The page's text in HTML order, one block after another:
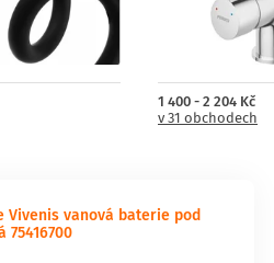
1 400 - 2 204 Kč
v 31 obchodech
Vivenis vanová baterie pod